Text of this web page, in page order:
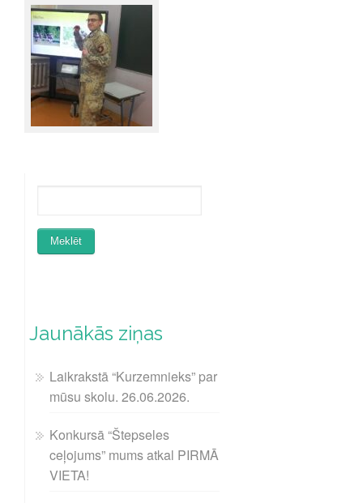
Jaunākās ziņas
Laikrakstā “Kurzemnieks” par
mūsu skolu. 26.06.2026.
Konkursā “Štepseles
ceļojums” mums atkal PIRMĀ
VIETA!